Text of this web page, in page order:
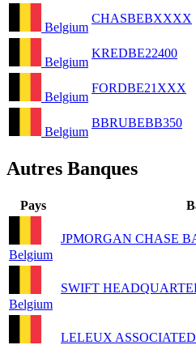
Belgium
CHASBEBXXXX
Belgium
KREDBE22400
Belgium
FORDBE21XXX
Belgium
BBRUBEBB350
Autres Banques
Pays
Belgium
JPMORGAN CHASE
Belgium
SWIFT
LELEUX